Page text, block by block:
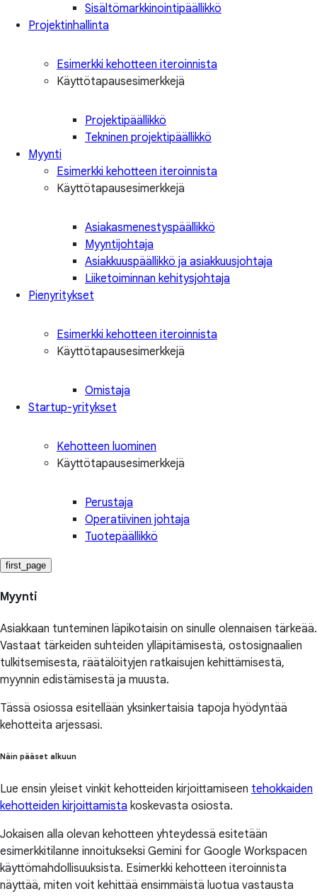
Sisältömarkkinointipäällikkö
Projektinhallinta
Esimerkki kehotteen iteroinnista
Käyttötapausesimerkkejä
Projektipäällikkö
Tekninen projektipäällikkö
Myynti
Esimerkki kehotteen iteroinnista
Käyttötapausesimerkkejä
Asiakasmenestyspäällikkö
Myyntijohtaja
Asiakkuuspäällikkö ja asiakkuusjohtaja
Liiketoiminnan kehitysjohtaja
Pienyritykset
Esimerkki kehotteen iteroinnista
Käyttötapausesimerkkejä
Omistaja
Startup-yritykset
Kehotteen luominen
Käyttötapausesimerkkejä
Perustaja
Operatiivinen johtaja
Tuotepäällikkö
first_page
Myynti
Asiakkaan tunteminen läpikotaisin on sinulle olennaisen tärkeää.
Vastaat tärkeiden suhteiden ylläpitämisestä, ostosignaalien
tulkitsemisesta, räätälöityjen ratkaisujen kehittämisestä,
myynnin edistämisestä ja muusta.
Tässä osiossa esitellään yksinkertaisia tapoja hyödyntää
kehotteita arjessasi.
Näin pääset alkuun
Lue ensin yleiset vinkit kehotteiden kirjoittamiseen tehokkaiden
kehotteiden kirjoittamista koskevasta osiosta.
Jokaisen alla olevan kehotteen yhteydessä esitetään
esimerkkitilanne innoitukseksi Gemini for Google Workspacen
käyttömahdollisuuksista. Esimerkki kehotteen iteroinnista
näyttää, miten voit kehittää ensimmäistä luotua vastausta